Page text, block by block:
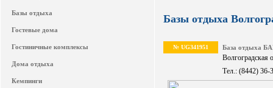
Базы отдыха
Гостевые дома
Гостиничные комплексы
Дома отдыха
Кемпинги
Базы отдыха
№ UG341951 База отдыха
Волгоградская
Тел.: (8442) 36-